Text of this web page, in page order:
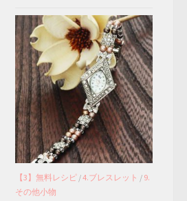
【3】無料レシピ /4.ブレスレット / 9.
その他小物